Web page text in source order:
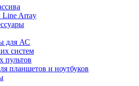
Line Array
для АС
систем
пультов
планшетов и ноутбуков